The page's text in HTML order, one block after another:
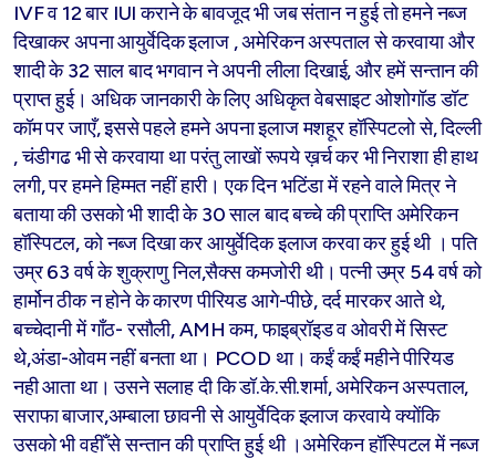
IVF व 12 बार IUI कराने के बावजूद भी जब संतान न हुई तो हमने नब्ज
दिखाकर अपना आयुर्वेदिक इलाज , अमेरिकन अस्पताल से करवाया और
शादी के 32 साल बाद भगवान ने अपनी लीला दिखाई, और हमें सन्तान की
प्राप्त हुई। अधिक जानकारी के लिए अधिकृत वेबसाइट ओशोगॉड डॉट
कॉम पर जाएँ, इससे पहले हमने अपना इलाज मशहूर हॉस्पिटलो से, दिल्ली
, चंडीगढ भी से करवाया था परंतु लाखों रूपये ख़र्च कर भी निराशा ही हाथ
लगी, पर हमने हिम्मत नहीं हारी। एक दिन भटिंडा में रहने वाले मित्र ने
बताया की उसको भी शादी के 30 साल बाद बच्चे की प्राप्ति अमेरिकन
हॉस्पिटल, को नब्ज दिखा कर आयुर्वेदिक इलाज करवा कर हुई थी । पति
उम्र 63 वर्ष के शुक्राणु निल,सैक्स कमजोरी थी। पत्नी उम्र 54 वर्ष को
हार्मोन ठीक न होने के कारण पीरियड आगे-पीछे, दर्द मारकर आते थे,
बच्चेदानी में गाँठ- रसौली, AMH कम, फाइब्रॉइड व ओवरी में सिस्ट
थे,अंडा-ओवम नहीं बनता था। PCOD था। कईं कईं महीने पीरियड
नही आता था। उसने सलाह दी कि डॉ.के.सी.शर्मा, अमेरिकन अस्पताल,
सराफा बाजार,अम्बाला छावनी से आयुर्वेदिक इलाज करवाये क्योंकि
उसको भी वहीँ से सन्तान की प्राप्ति हुई थी ।अमेरिकन हॉस्पिटल में नब्ज